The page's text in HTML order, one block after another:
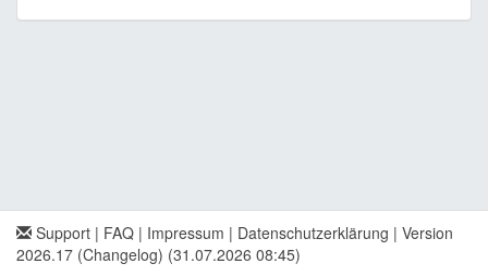
Support | FAQ | Impressum | Datenschutzerklärung | Version
2026.17 (Changelog) (31.07.2026 08:45)